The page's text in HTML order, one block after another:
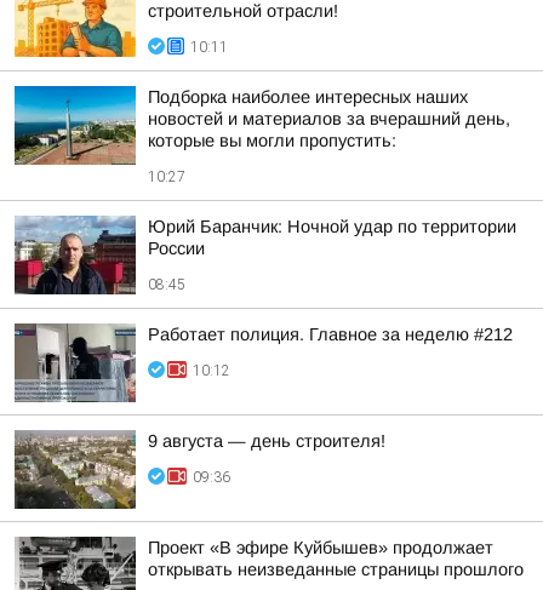
строительной отрасли!
10:11
Подборка наиболее интересных наших
новостей и материалов за вчерашний день,
которые вы могли пропустить:
10:27
Юрий Баранчик: Ночной удар по территории
России
08:45
Работает полиция. Главное за неделю #212
10:12
9 августа — день строителя!
09:36
Проект «В эфире Куйбышев» продолжает
открывать неизведанные страницы прошлого